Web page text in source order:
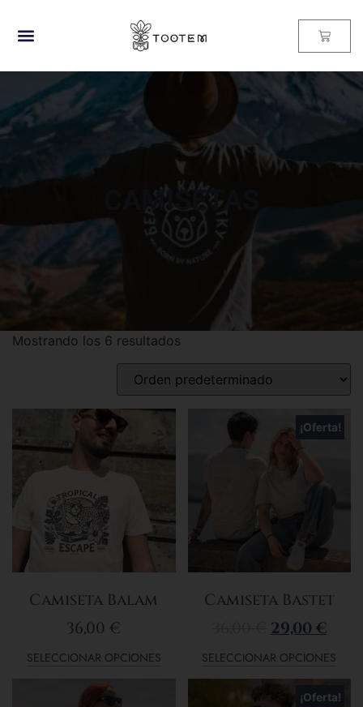
CAMISETAS
Mostrando los 6 resultados
Camiseta Balam
36,00€
SELECCIONAR OPCIONES
¡Oferta!
Camiseta Bastet
29,00 €
SELECCIONAR OPCIONES
¡Oferta!